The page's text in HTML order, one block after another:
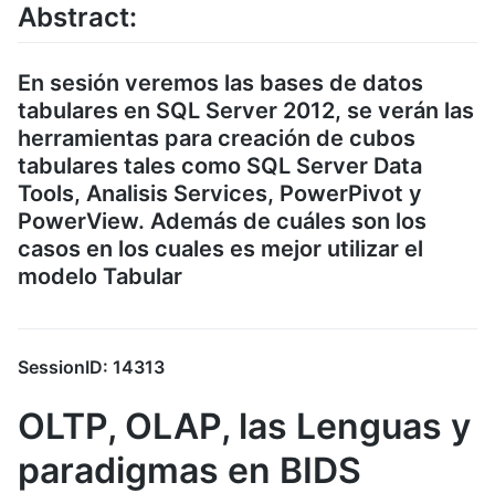
Abstract:
En sesión veremos las bases de datos
tabulares en SQL Server 2012, se verán las
herramientas para creación de cubos
tabulares tales como SQL Server Data
Tools, Analisis Services, PowerPivot y
PowerView. Además de cuáles son los
casos en los cuales es mejor utilizar el
modelo Tabular
SessionID: 14313
OLTP, OLAP, las Lenguas y
paradigmas en BIDS